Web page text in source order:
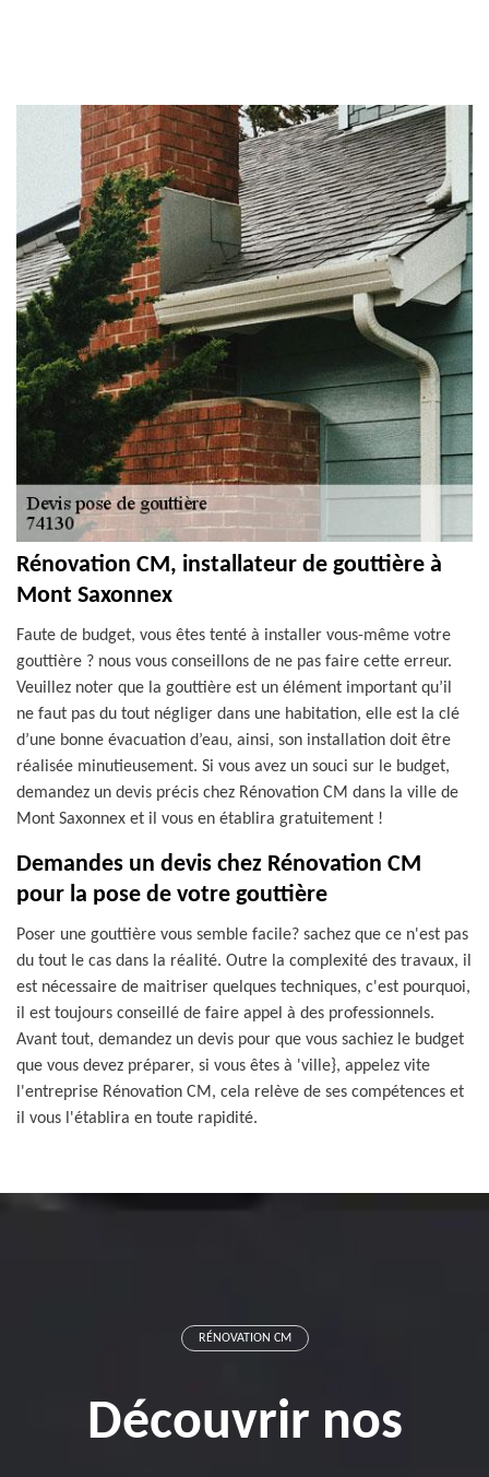
Rénovation CM, installateur de gouttière à
Mont Saxonnex
Faute de budget, vous êtes tenté à installer vous-même votre
gouttière ? nous vous conseillons de ne pas faire cette erreur.
Veuillez noter que la gouttière est un élément important qu’il
ne faut pas du tout négliger dans une habitation, elle est la clé
d’une bonne évacuation d’eau, ainsi, son installation doit être
réalisée minutieusement. Si vous avez un souci sur le budget,
demandez un devis précis chez Rénovation CM dans la ville de
Mont Saxonnex et il vous en établira gratuitement !
Demandes un devis chez Rénovation CM
pour la pose de votre gouttière
Poser une gouttière vous semble facile? sachez que ce n'est pas
du tout le cas dans la réalité. Outre la complexité des travaux, il
est nécessaire de maitriser quelques techniques, c'est pourquoi,
il est toujours conseillé de faire appel à des professionnels.
Avant tout, demandez un devis pour que vous sachiez le budget
que vous devez préparer, si vous êtes à 'ville}, appelez vite
l'entreprise Rénovation CM, cela relève de ses compétences et
il vous l'établira en toute rapidité.
RÉNOVATION CM
Découvrir nos